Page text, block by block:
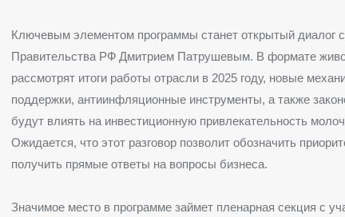
Ключевым элементом программы станет открытый диалог
Правительства РФ Дмитрием Патрушевым. В формате
рассмотрят итоги работы отрасли в 2025 году, новые
поддержки, антиинфляционные инструменты, а также
будут влиять на инвестиционную привлекательность
Ожидается, что этот разговор позволит обозначить
получить прямые ответы на вопросы бизнеса.
Значимое место в программе займет пленарная секция с